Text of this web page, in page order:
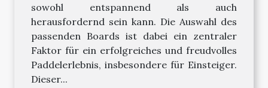
sowohl entspannend als auch
herausfordernd sein kann. Die Auswahl des
passenden Boards ist dabei ein zentraler
Faktor für ein erfolgreiches und freudvolles
Paddelerlebnis, insbesondere für Einsteiger.
Dieser...